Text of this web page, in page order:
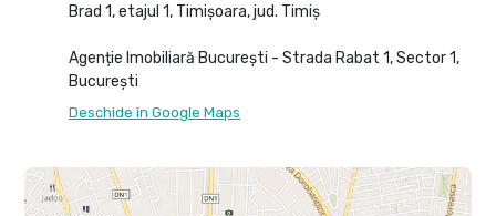
Brad 1, etajul 1, Timișoara, jud. Timiș
Agenție Imobiliară București - Strada Rabat 1, Sector 1,
București
Deschide în Google Maps